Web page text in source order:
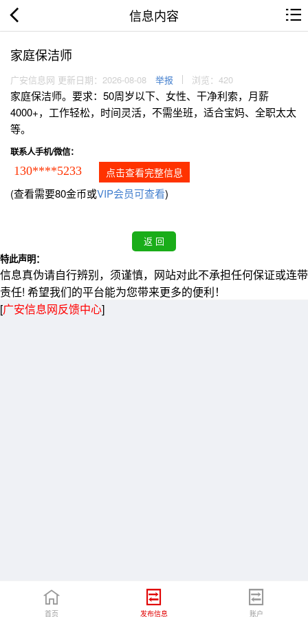
信息内容
家庭保洁师
广安信息网 更新日期：2026-08-08 举报 浏览：420
家庭保洁师。要求：50周岁以下、女性、干净利索，月薪
4000+，工作轻松，时间灵活，不需坐班，适合宝妈、全职太太
等。
联系人手机/微信：
130****5233 点击查看完整信息
(查看需要80金币或VIP会员可查看)
特此声明：
信息真伪请自行辨别，须谨慎，网站对此不承担任何保证或连带
责任! 希望我们的平台能为您带来更多的便利！
[广安信息网反馈中心]
首页 发布信息 账户